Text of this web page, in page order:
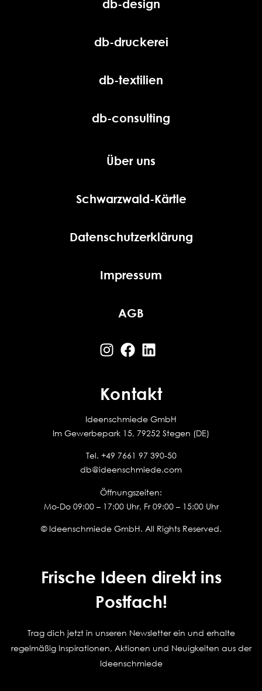
db-design
db-druckerei
db-textilien
db-consulting
Über uns
Schwarzwald-Kärtle
Datenschutzerklärung
Impressum
AGB
Kontakt
Ideenschmiede GmbH
Im Gewerbepark 15, 79252 Stegen (DE)
Tel. +49 7661 97 390-50
db@ideenschmiede.com
Öffnungszeiten:
Mo-Do 09:00 – 17:00 Uhr, Fr 09:00 – 15:00 Uhr
© Ideenschmiede GmbH. All Rights Reserved.
Frische Ideen direkt ins
Postfach!
Trag dich jetzt in unseren Newsletter ein und erhalte
regelmäßig Inspirationen, Aktionen und Neuigkeiten aus der
Ideenschmiede